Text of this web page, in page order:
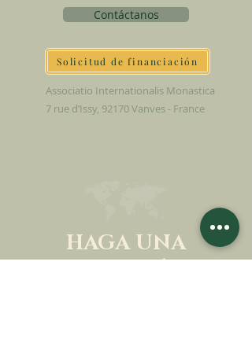
Contáctanos
Solicitud de financiación
Associatio Internationalis Monastica
7 rue d’Issy, 92170 Vanves - France
HAGA UNA